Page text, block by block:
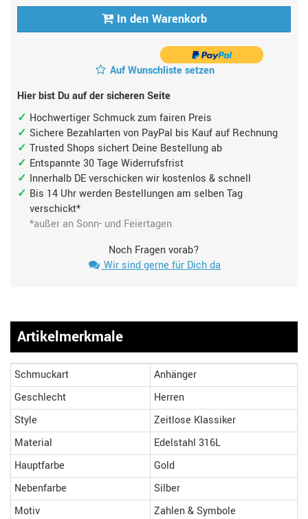
In den Warenkorb
Auf Wunschliste setzen
Hier bist Du auf der sicheren Seite
Hochwertiger Schmuck zum fairen Preis
Sichere Bezahlarten von PayPal bis Kauf auf Rechnung
Trusted Shops sichert Deine Bestellung ab
Entspannte 30 Tage Widerrufsfrist
Innerhalb DE verschicken wir kostenlos & schnell
Bis 14 Uhr werden Bestellungen am selben Tag
verschickt*
*außer an Sonn- und Feiertagen
Noch Fragen vorab?
Wir sind gerne für Dich da
Artikelmerkmale
Schmuckart
Anhänger
Geschlecht
Herren
Style
Zeitlose Klassiker
Material
Edelstahl 316L
Hauptfarbe
Gold
Nebenfarbe
Silber
Motiv
Zahlen & Symbole